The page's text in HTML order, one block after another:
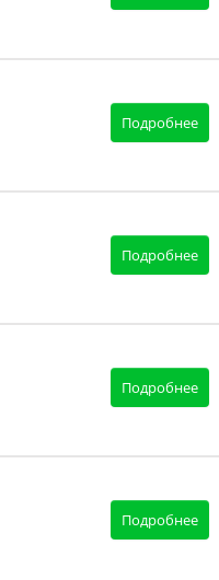
Подробнее
Подробнее
Подробнее
Подробнее